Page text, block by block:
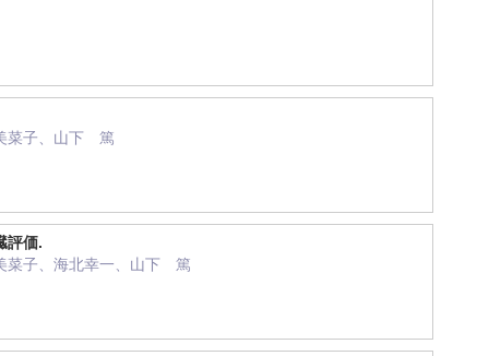
菜子、山下 篤
評価.
菜子、海北幸一、山下 篤